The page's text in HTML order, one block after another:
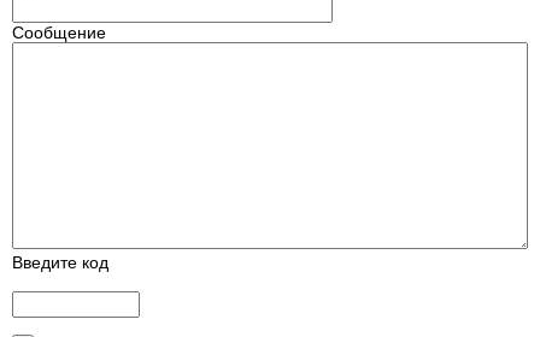
Сообщение
Введите код